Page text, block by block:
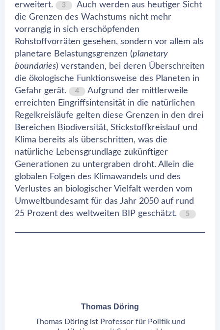
erweitert.
3
Auch werden aus heutiger Sicht
die Grenzen des Wachstums nicht mehr
vorrangig in sich erschöpfenden
Rohstoffvorräten gesehen, sondern vor allem als
planetare Belastungsgrenzen (planetary
boundaries) verstanden, bei deren Überschreiten
die ökologische Funktionsweise des Planeten in
Gefahr gerät.
4
Aufgrund der mittlerweile
erreichten Eingriffsintensität in die natürlichen
Regelkreisläufe gelten diese Grenzen in den drei
Bereichen Biodiversität, Stickstoffkreislauf und
Klima bereits als überschritten, was die
natürliche Lebensgrundlage zukünftiger
Generationen zu untergraben droht. Allein die
globalen Folgen des Klimawandels und des
Verlustes an biologischer Vielfalt werden vom
Umweltbundesamt für das Jahr 2050 auf rund
25 Prozent des weltweiten BIP geschätzt.
5
Thomas Döring
Thomas Döring ist Professor für Politik und